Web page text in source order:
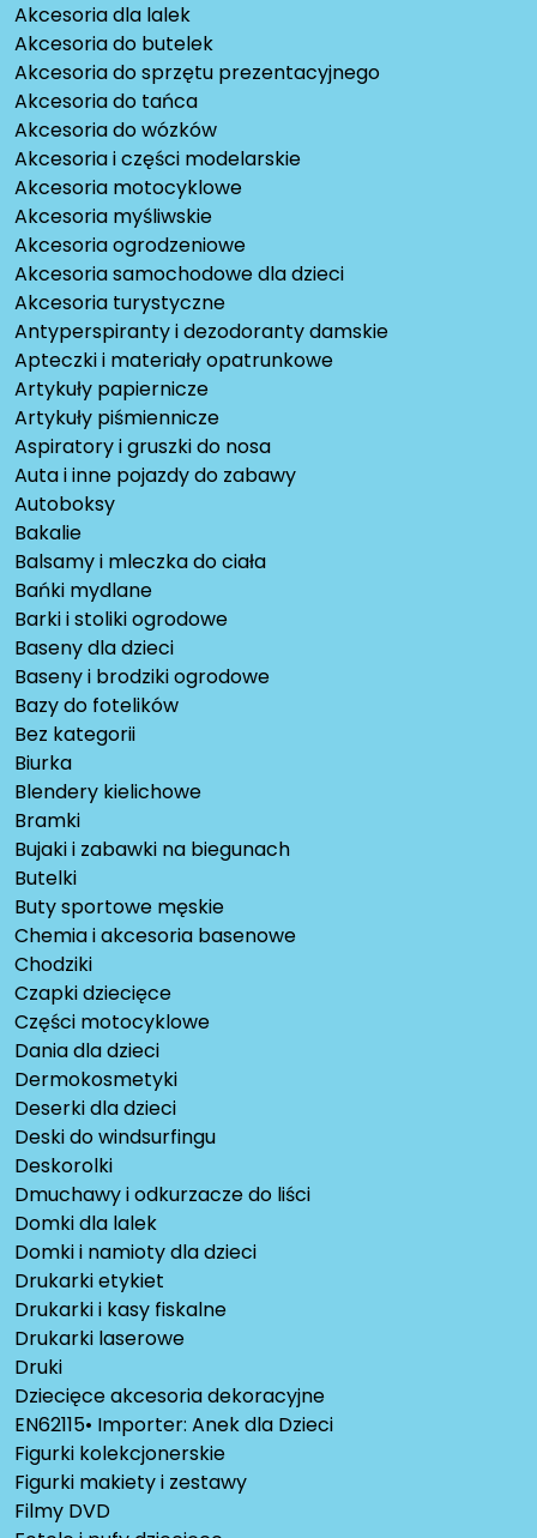
Akcesoria dla lalek
Akcesoria do butelek
Akcesoria do sprzętu prezentacyjnego
Akcesoria do tańca
Akcesoria do wózków
Akcesoria i części modelarskie
Akcesoria motocyklowe
Akcesoria myśliwskie
Akcesoria ogrodzeniowe
Akcesoria samochodowe dla dzieci
Akcesoria turystyczne
Antyperspiranty i dezodoranty damskie
Apteczki i materiały opatrunkowe
Artykuły papiernicze
Artykuły piśmiennicze
Aspiratory i gruszki do nosa
Auta i inne pojazdy do zabawy
Autoboksy
Bakalie
Balsamy i mleczka do ciała
Bańki mydlane
Barki i stoliki ogrodowe
Baseny dla dzieci
Baseny i brodziki ogrodowe
Bazy do fotelików
Bez kategorii
Biurka
Blendery kielichowe
Bramki
Bujaki i zabawki na biegunach
Butelki
Buty sportowe męskie
Chemia i akcesoria basenowe
Chodziki
Czapki dziecięce
Części motocyklowe
Dania dla dzieci
Dermokosmetyki
Deserki dla dzieci
Deski do windsurfingu
Deskorolki
Dmuchawy i odkurzacze do liści
Domki dla lalek
Domki i namioty dla dzieci
Drukarki etykiet
Drukarki i kasy fiskalne
Drukarki laserowe
Druki
Dziecięce akcesoria dekoracyjne
EN62115• Importer: Anek dla Dzieci
Figurki kolekcjonerskie
Figurki makiety i zestawy
Filmy DVD